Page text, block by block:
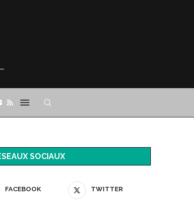
SOCIAUX
FACEBOOK TWITTER